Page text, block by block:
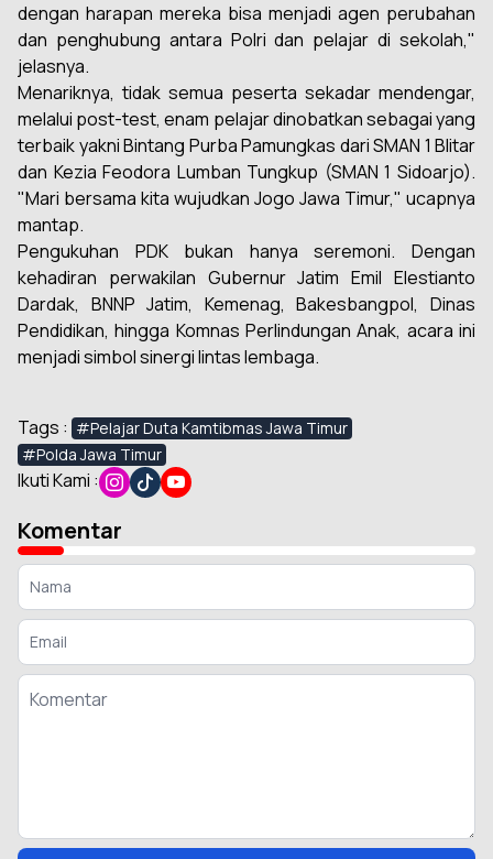
dengan harapan mereka bisa menjadi agen perubahan
dan penghubung antara Polri dan pelajar di sekolah,"
jelasnya.
Menariknya, tidak semua peserta sekadar mendengar,
melalui post-test, enam pelajar dinobatkan sebagai yang
terbaik yakni Bintang Purba Pamungkas dari SMAN 1 Blitar
dan Kezia Feodora Lumban Tungkup (SMAN 1 Sidoarjo).
"Mari bersama kita wujudkan Jogo Jawa Timur," ucapnya
mantap.
Pengukuhan PDK bukan hanya seremoni. Dengan
kehadiran perwakilan Gubernur Jatim Emil Elestianto
Dardak, BNNP Jatim, Kemenag, Bakesbangpol, Dinas
Pendidikan, hingga Komnas Perlindungan Anak, acara ini
menjadi simbol sinergi lintas lembaga.
Tags : #Pelajar Duta Kamtibmas Jawa Timur
#Polda Jawa Timur
Ikuti Kami :
Komentar